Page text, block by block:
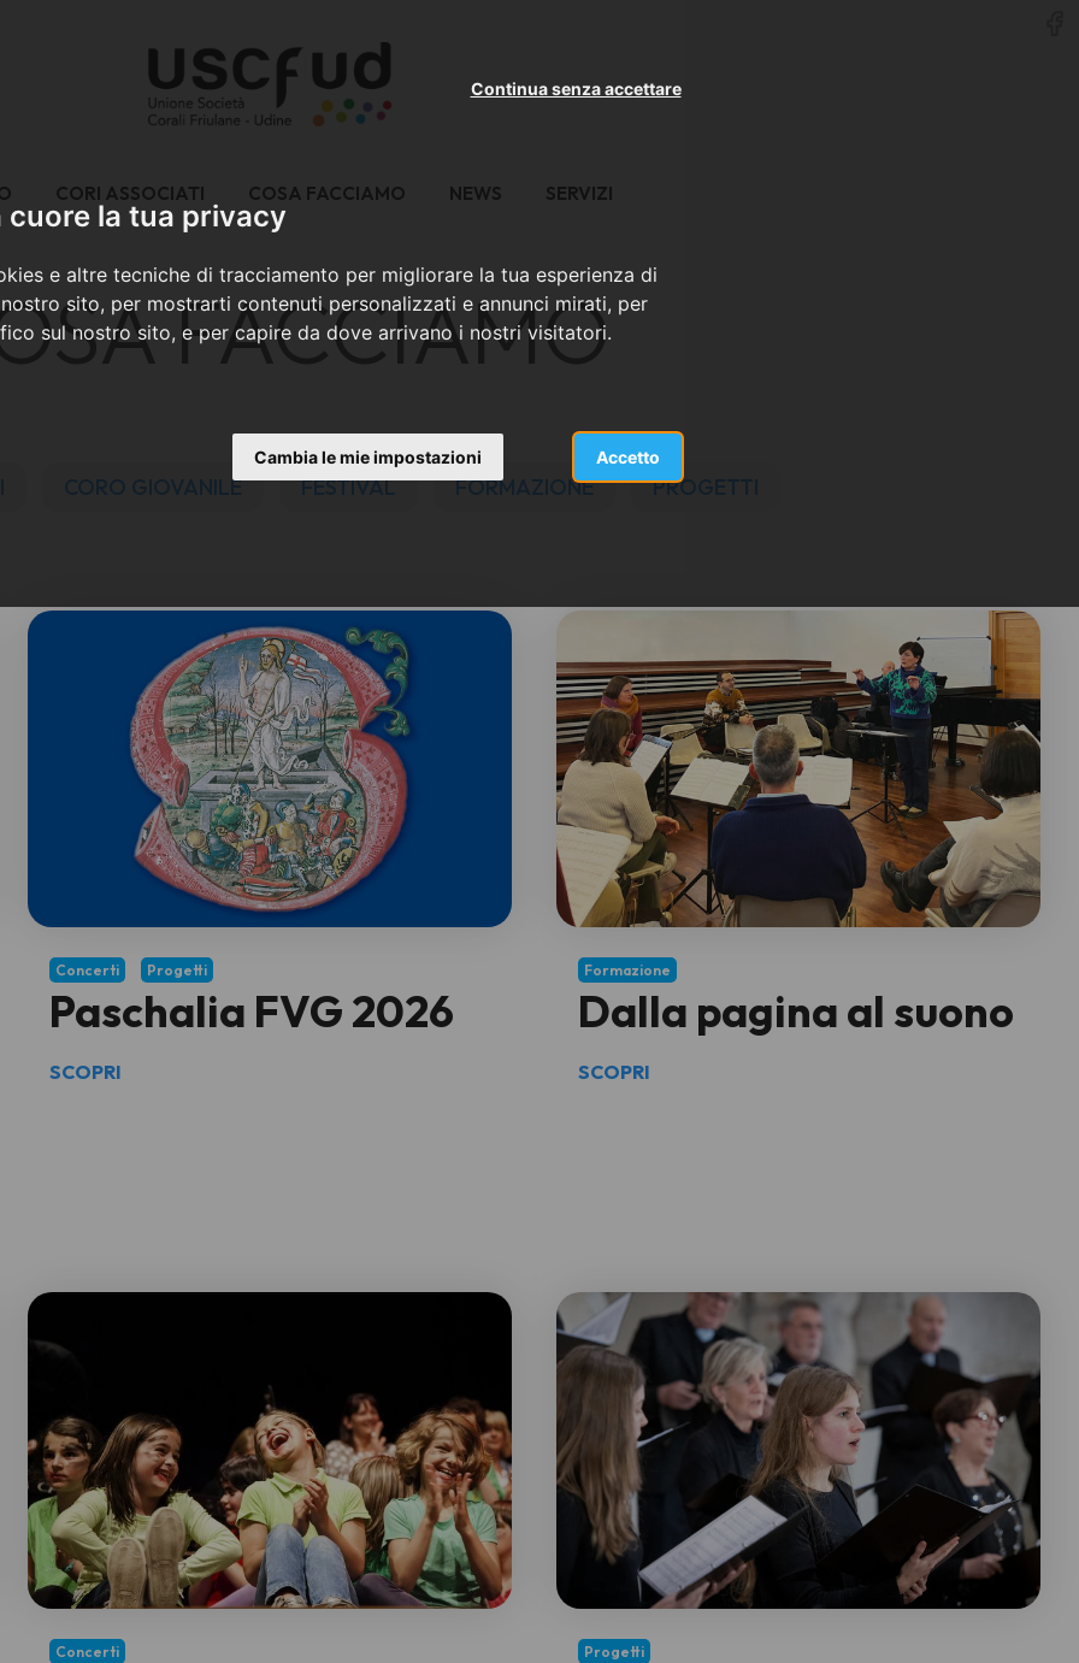
cuore la tua privacy
e altre tecniche di tracciamento per migliorare la tua esperienza di
sito, per mostrarti contenuti personalizzati e annunci mirati, per
sul nostro sito, e per capire da dove arrivano i nostri visitatori.
Accetto
Continua senza accettare
Cambia le mie impostazioni
CORI ASSOCIATI COSA FACCIAMO NEWS SERVIZI
FACCIAMO
CORO GIOVANILE FESTIVAL FORMAZIONE PROGETTI
Paschalia FVG 2026
Concerti Progetti
SCOPRI
Dalla pagina al suono
Formazione
SCOPRI
Concerti Progetti